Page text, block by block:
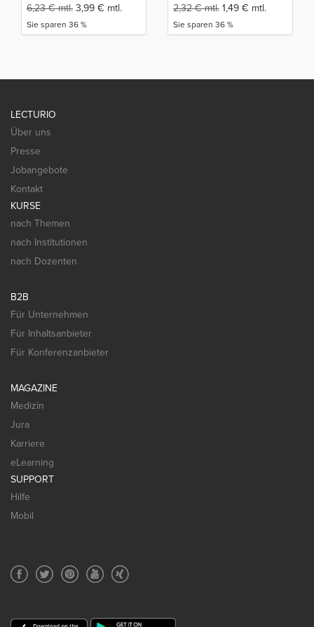
6,23€mtl. 3,99 € mtl.
Sie sparen 36 %
2,32€mtl. 1,49 € mtl.
Sie sparen 36 %
LECTURIO
Über uns
Presse
Jobangebote
Kontakt
KURSE
nach Themen
nach Institutionen
nach Dozenten
B2B
Für Unternehmen
Für Inhaltsanbieter
Für Konferenzanbieter
MAGAZINE
Medizin
Jura
Karriere
eLearning
SUPPORT
Hilfe
Mobil